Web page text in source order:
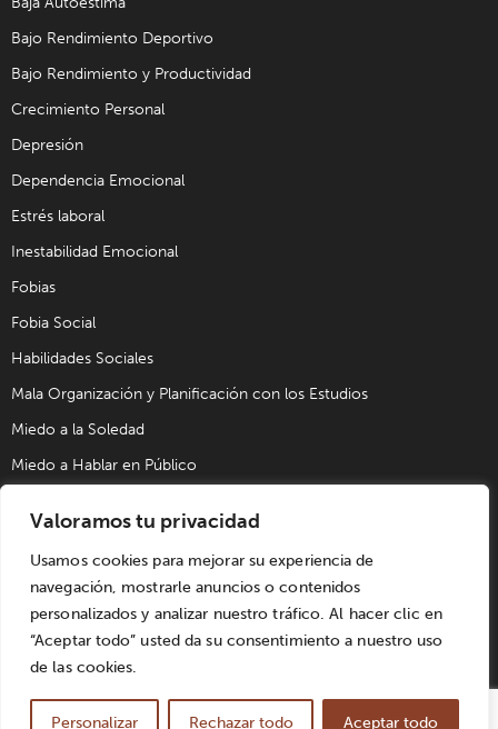
Valoramos tu privacidad
Usamos cookies para mejorar su experiencia de
navegación, mostrarle anuncios o contenidos
personalizados y analizar nuestro tráfico. Al hacer clic en
“Aceptar todo” usted da su consentimiento a nuestro uso
de las cookies.
Personalizar Rechazar todo Aceptar todo
Bajo Rendimiento Deportivo
Bajo Rendimiento y Productividad
Crecimiento Personal
Depresión
Dependencia Emocional
Estrés laboral
Inestabilidad Emocional
Fobias
Fobia Social
Habilidades Sociales
Mala Organización y Planificación con los Estudios
Miedo a la Soledad
Miedo a Hablar en Público
Trastorno Obsesivo Compulsivo (TOC)
Trastornos de Alimentación
© UPAD Psicología y Coaching S.L. | Todos los derechos
reservados. Diseñado porWin Innovacion Aviso Legal|